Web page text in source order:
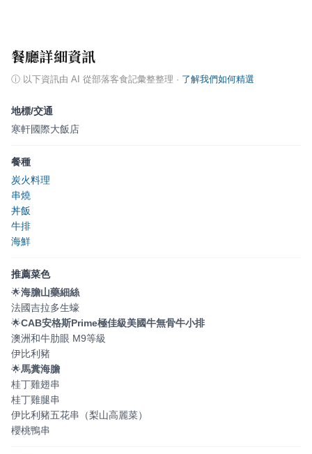
餐廳詳細資訊
ⓘ 以下資訊由 AI 從部落客食記彙整整理 · 了解我們如何精選
地標/交通
寒軒國際大飯店
餐種
炭火料理
串燒
丼飯
牛排
海鮮
推薦菜色
🌟海膽山藥細絲
法國吉拉多生蠔
🌟CAB安格斯Prime極佳級美國牛無骨牛小排
澳洲和牛肋眼 M9等級
伊比利豬
🌟馬糞海膽
桂丁雞翅串
桂丁雞腿串
伊比利豬五花串（梨山高麗菜）
櫻桃鴨串